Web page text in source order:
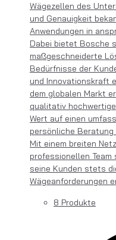
Wägezellen des
und Genauigkeit
Anwendungen in
Dabei bietet Bosche
maßgeschneiderte
Bedürfnisse der
und Innovationskraft
dem globalen Markt
qualitativ
Wert auf einen
persönliche
Mit einem breiten
professionellen
seine Kunden stets
Wägeanforderungen
8 Produkte